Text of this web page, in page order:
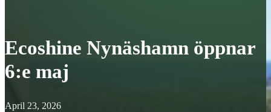
Ecoshine Nynäshamn öppnar
6:e maj
April 23, 2026